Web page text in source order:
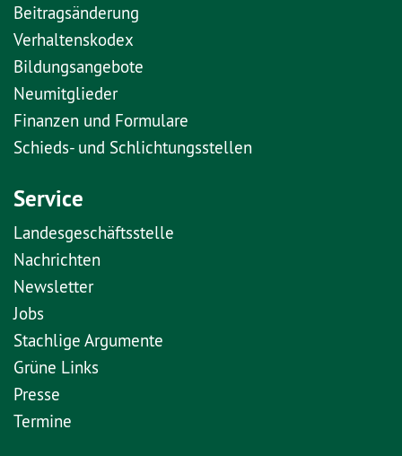
Beitragsänderung
Verhaltenskodex
Bildungsangebote
Neumitglieder
Finanzen und Formulare
Schieds- und Schlichtungsstellen
Service
Landesgeschäftsstelle
Nachrichten
Newsletter
Jobs
Stachlige Argumente
Grüne Links
Presse
Termine